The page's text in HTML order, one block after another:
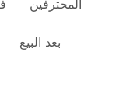
المحترفين
بعد البيع